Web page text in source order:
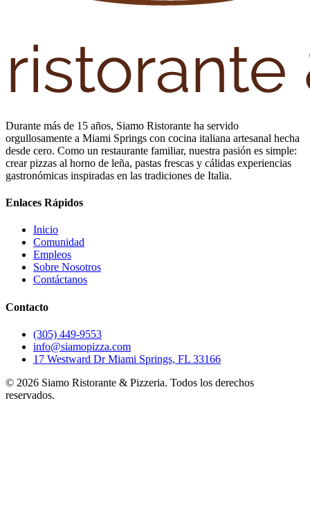
Durante más de 15 años, Siamo Ristorante ha servido
orgullosamente a Miami Springs con cocina italiana artesanal hecha
desde cero. Como un restaurante familiar, nuestra pasión es simple:
crear pizzas al horno de leña, pastas frescas y cálidas experiencias
gastronómicas inspiradas en las tradiciones de Italia.
Enlaces Rápidos
Inicio
Comunidad
Empleos
Sobre Nosotros
Contáctanos
Contacto
(305) 449-9553
info@siamopizza.com
17 Westward Dr Miami Springs, FL 33166
© 2026 Siamo Ristorante & Pizzeria. Todos los derechos
reservados.